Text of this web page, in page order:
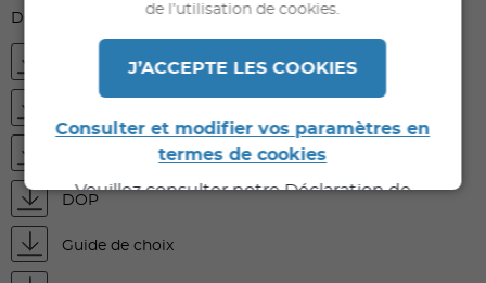
DOCUMENTS À TÉLÉCHARGER
Fiche technique
DOP
Guide de choix
de l’utilisation de cookies.
J’ACCEPTE LES COOKIES
Consulter et modifier vos paramètres en
termes de cookies
Veuillez consulter notre Déclaration de